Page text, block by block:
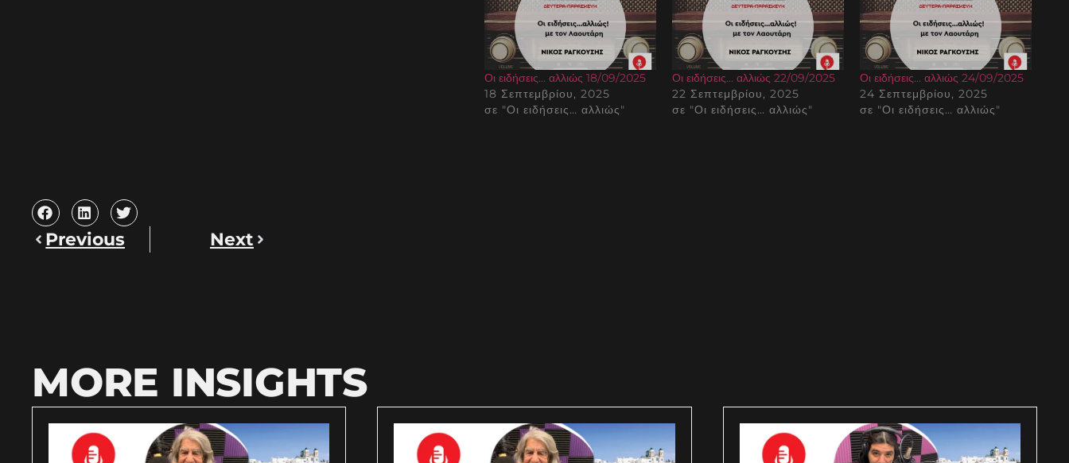
Οι ειδήσεις… αλλιώς 18/09/2025
18 Σεπτεμβρίου, 2025
σε "Οι ειδήσεις… αλλιώς"
Οι ειδήσεις… αλλιώς 22/09/2025
22 Σεπτεμβρίου, 2025
σε "Οι ειδήσεις… αλλιώς"
Οι ειδήσεις… αλλιώς 24/09/2025
24 Σεπτεμβρίου, 2025
σε "Οι ειδήσεις… αλλιώς"
Previous Next
MORE INSIGHTS